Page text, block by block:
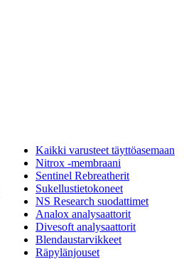
Kaikki varusteet täyttöasemaan
Nitrox -membraani
Sentinel Rebreatherit
Sukellustietokoneet
NS Research suodattimet
Analox analysaattorit
Divesoft analysaattorit
Blendaustarvikkeet
Räpylänjouset